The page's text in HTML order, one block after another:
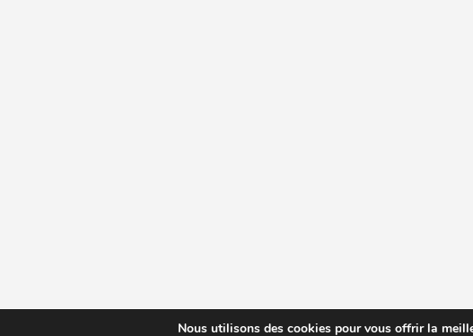
Nous utilisons des cookies pour vous offrir la